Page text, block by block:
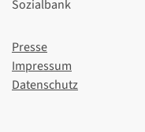
Sozialbank
Presse
Impressum
Datenschutz